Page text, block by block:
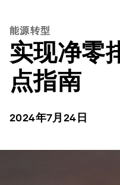
能源转型
实现净零
点指南
2024年7月24日